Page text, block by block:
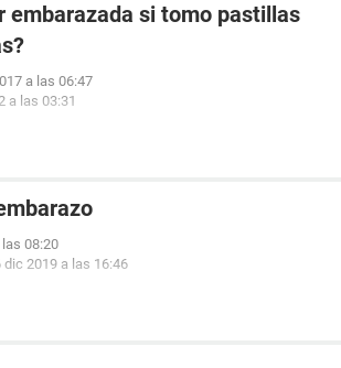
embarazada si tomo pastillas
a las 06:47
a las 03:31
08:20
dic 2019 a las 16:46